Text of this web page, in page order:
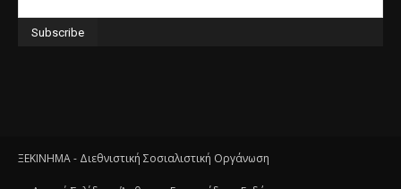
ΞΕΚΙΝΗΜΑ - Διεθνιστική Σοσιαλιστική Οργάνωση